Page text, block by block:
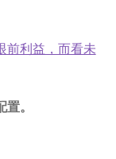
前利益，而看未
。